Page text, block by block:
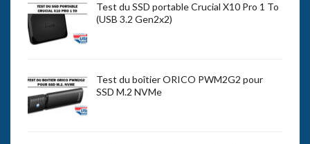
Test du SSD portable Crucial X10 Pro 1 To
(USB 3.2 Gen2x2)
Test du boîtier ORICO PWM2G2 pour
SSD M.2 NVMe